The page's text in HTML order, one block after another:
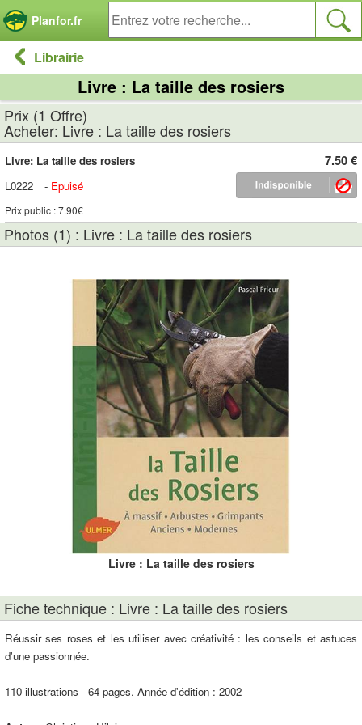
Planfor.fr
Librairie
Livre : La taille des rosiers
Prix (1 Offre)
Acheter: Livre : La taille des rosiers
7.50 €
Livre: La taille des rosiers
L0222
- Epuisé
Prix public : 7.90€
Photos (1) : Livre : La taille des rosiers
Livre : La taille des rosiers
Fiche technique : Livre : La taille des rosiers
Réussir ses roses et les utiliser avec créativité : les conseils et astuces
d'une passionnée.
110 illustrations - 64 pages. Année d'édition : 2002
Panneau de gestion des cookies